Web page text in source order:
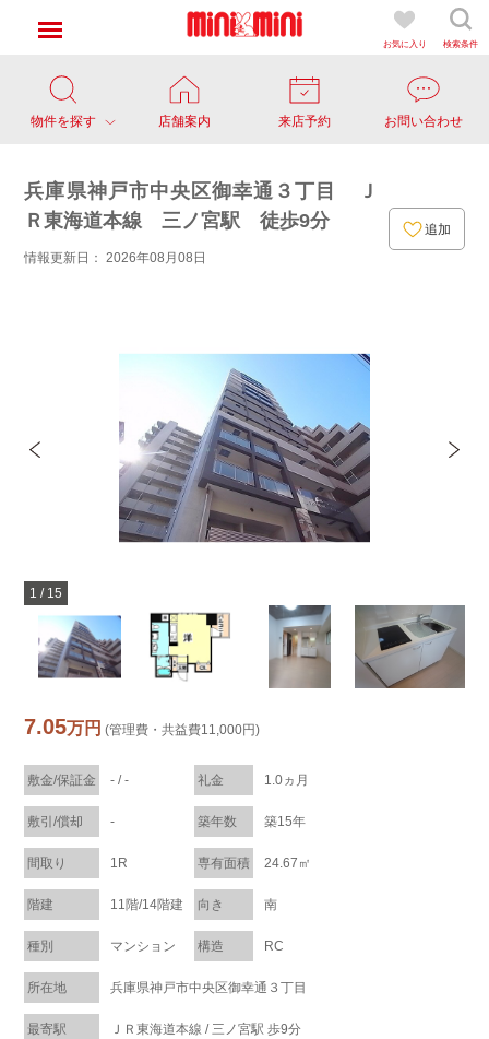
お気に入り 検索条件
物件を探す 店舗案内 来店予約 お問い合わせ
兵庫県神戸市中央区御幸通３丁目 Ｊ
Ｒ東海道本線 三ノ宮駅 徒歩9分
情報更新日： 2026年08月08日
追加
1 / 15
7.05万円 (管理費・共益費11,000円)
敷金/保証金 - / - 礼金 1.0ヵ月
敷引/償却 - 築年数 築15年
間取り 1R 専有面積 24.67㎡
階建 11階/14階建 向き 南
種別 マンション 構造 RC
所在地 兵庫県神戸市中央区御幸通３丁目
最寄駅
ＪＲ東海道本線 / 三ノ宮駅 歩9分